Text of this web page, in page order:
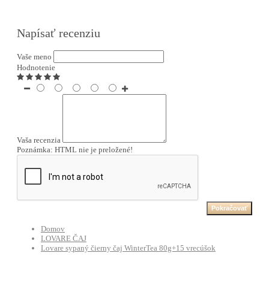
Napísať recenziu
Vaše meno
Hodnotenie
Vaša recenzia
Poznámka: HTML nie je preložené!
Pokračovať
Domov
LOVARE ČAJ
Lovare sypaný čierny čaj WinterTea 80g+15 vrecúšok